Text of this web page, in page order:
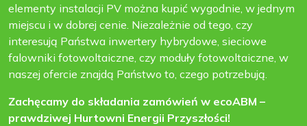
elementy instalacji PV można kupić wygodnie, w jednym
miejscu i w dobrej cenie. Niezależnie od tego, czy
interesują Państwa inwertery hybrydowe, sieciowe
falowniki fotowoltaiczne, czy moduły fotowoltaiczne, w
naszej ofercie znajdą Państwo to, czego potrzebują.
Zachęcamy do składania zamówień w ecoABM –
prawdziwej Hurtowni Energii Przyszłości!